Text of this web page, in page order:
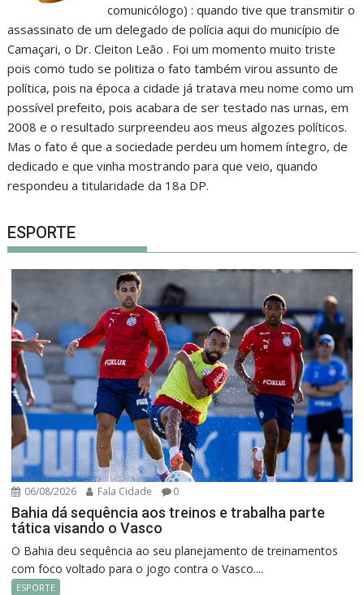
comunicólogo) : quando tive que transmitir o
assassinato de um delegado de polícia aqui do município de
Camaçari, o Dr. Cleiton Leão . Foi um momento muito triste
pois como tudo se politiza o fato também virou assunto de
política, pois na época a cidade já tratava meu nome como um
possível prefeito, pois acabara de ser testado nas urnas, em
2008 e o resultado surpreendeu aos meus algozes políticos.
Mas o fato é que a sociedade perdeu um homem íntegro, de
dedicado e que vinha mostrando para que veio, quando
respondeu a titularidade da 18a DP.
ESPORTE
06/08/2026 Fala Cidade 0
Bahia dá sequência aos treinos e trabalha parte
tática visando o Vasco
O Bahia deu sequência ao seu planejamento de treinamentos
com foco voltado para o jogo contra o Vasco....
ESPORTE